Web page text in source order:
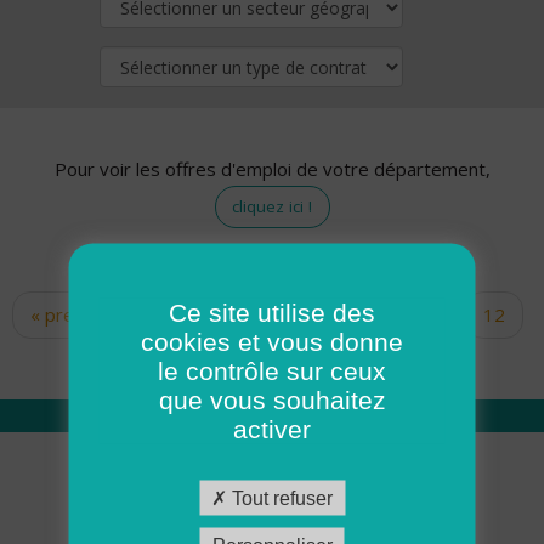
Pour voir les offres d'emploi de votre département,
cliquez ici !
Pages
« premier ‹ précédent … 10
12
14 15 16 17
Qui sommes nous
Académie ADMR
Ce site utilise des
cookies et vous donne
le contrôle sur ceux
que vous souhaitez
activer
Tout refuser